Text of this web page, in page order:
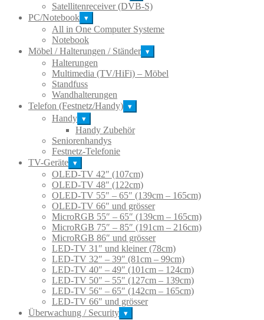
Satellitenreceiver (DVB-S)
PC/Notebook ▾
All in One Computer Systeme
Notebook
Möbel / Halterungen / Ständer ▾
Halterungen
Multimedia (TV/HiFi) – Möbel
Standfuss
Wandhalterungen
Telefon (Festnetz/Handy) ▾
Handy ▾
Handy Zubehör
Seniorenhandys
Festnetz-Telefonie
TV-Geräte ▾
OLED-TV 42″ (107cm)
OLED-TV 48″ (122cm)
OLED-TV 55″ – 65″ (139cm – 165cm)
OLED-TV 66″ und grösser
MicroRGB 55″ – 65″ (139cm – 165cm)
MicroRGB 75″ – 85″ (191cm – 216cm)
MicroRGB 86″ und grösser
LED-TV 31″ und kleiner (78cm)
LED-TV 32″ – 39″ (81cm – 99cm)
LED-TV 40″ – 49″ (101cm – 124cm)
LED-TV 50″ – 55″ (127cm – 139cm)
LED-TV 56″ – 65″ (142cm – 165cm)
LED-TV 66″ und grösser
Überwachung / Security ▾